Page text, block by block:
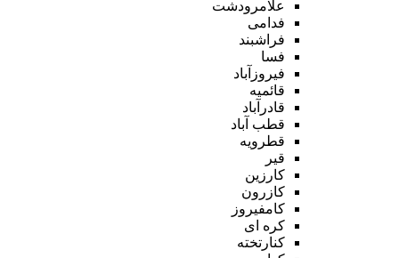
علامرودشت
فدامی
فراشبند
فسا
فیروزآباد
قائمیه
قادرآباد
قطب آباد
قطرویه
قیر
کارزین
کازرون
کامفیروز
کره ای
کنارتخته